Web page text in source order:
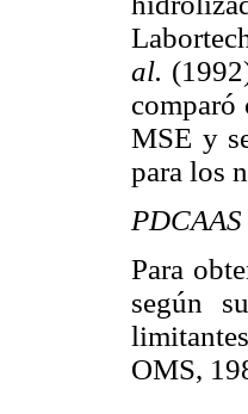
al.
comparó
MSE y
para los
PDCAAS
Para
según
OMS,